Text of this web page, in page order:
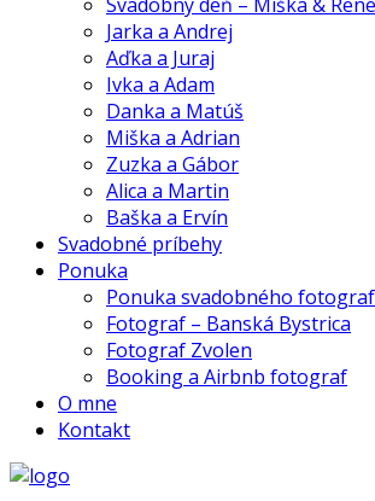
Jarka a Andrej
Aďka a Juraj
Ivka a Adam
Danka a Matúš
Miška a Adrian
Zuzka a Gábor
Alica a Martin
Baška a Ervín
Svadobné príbehy
Ponuka
Ponuka svadobného
Fotograf – Banská Bystrica
Fotograf Zvolen
Booking a Airbnb fotograf
O mne
Kontakt